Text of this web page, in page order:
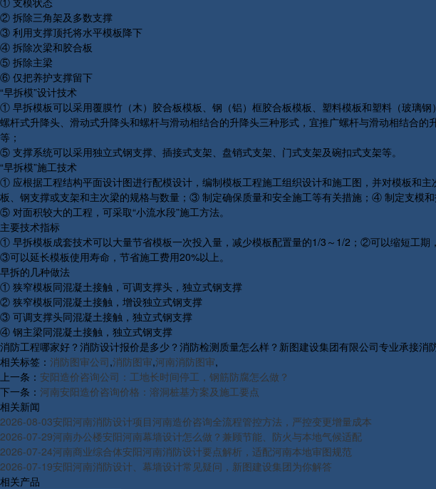
② 拆除三角架及多数支撑
③ 利用支撑顶托将水平模板降下
④ 拆除次梁和胶合板
⑤ 拆除主梁
⑥ 仅把养护支撑留下
“早拆模”设计技术
① 早拆模板可以采用覆膜竹（木）胶合板模板、钢（铝）框胶合板模板、塑料模板和塑料（玻璃
螺杆式升降头、滑动式升降头和螺杆与滑动相结合的升降头三种形式，宜推广螺杆与滑动相结合
等；
⑤ 支撑系统可以采用独立式钢支撑、插接式支架、盘销式支架、门式支架及碗扣式支架等。
“早拆模”施工技术
① 应根据工程结构平面设计图进行配模设计，编制模板工程施工组织设计和施工图，并对模板和
板、钢支撑或支架和主次梁的规格与数量；③ 制定确保质量和安全施工等有关措施；④ 制定支模和
⑤ 对面积较大的工程，可采取“小流水段”施工方法。
主要技术指标
① 早拆模板成套技术可以大量节省模板一次投入量，减少模板配置量的1/3～1/2；②可以缩短工期
③可以延长模板使用寿命，节省施工费用20%以上。
早拆的几种做法
① 狭窄模板同混凝土接触，可调支撑头，独立式钢支撑
② 狭窄模板同混凝土接触，增设独立式钢支撑
③ 可调支撑头同混凝土接触，独立式钢支撑
④ 钢主梁同混凝土接触，独立式钢支撑
消防工程哪家好？消防设计报价是多少？消防检测质量怎么样？新图建设集团有限公司专业承接消
相关标签： 消防图审公司,消防图审,河南消防图审,
上一条： 安阳造价咨询公司：工地长时间停工，钢筋防腐怎么做？
下一条： 河南安阳造价咨询价格：溶洞桩基方案及施工要点
相关新闻
2026-08-03安阳河南消防设计项目河南造价咨询全流程管控方法，严控变更增量成本
2026-07-29河南办公楼安阳河南幕墙设计怎么做？兼顾节能、防火与本地气候适配
2026-07-24河南商业综合体安阳河南消防设计要点解析，适配河南本地审图规范
2026-07-19安阳河南消防设计、幕墙设计常见疑问，新图建设集团为你解答
相关产品